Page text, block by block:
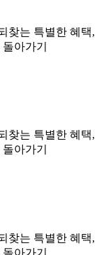
찾는 특별한 혜택,
아가기
찾는 특별한 혜택,
아가기
찾는 특별한 혜택,